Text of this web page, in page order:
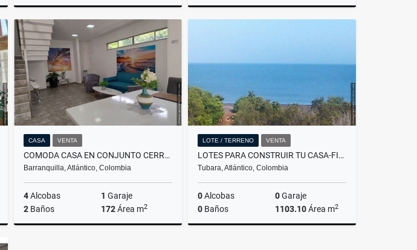
Arriendo
$2.100.000
CASA VENTA
COMODA CASA EN CONJUNTO CERRADO DEL BARRIO LA UNIÓN
Barranquilla, Atlántico, Colombia
4Alcobas 1 Garaje
2 Baños 172Área m2
LOTE / TERRENO VENTA
LOTES PARA CONSTRUIR TU CASA-FINCA-CABAÑA IDEAL CON EXCELENTES VISTAS
Tubara, Atlántico, Colombia
0Alcobas 0Garaje
0 Baños 1103.10Área m2